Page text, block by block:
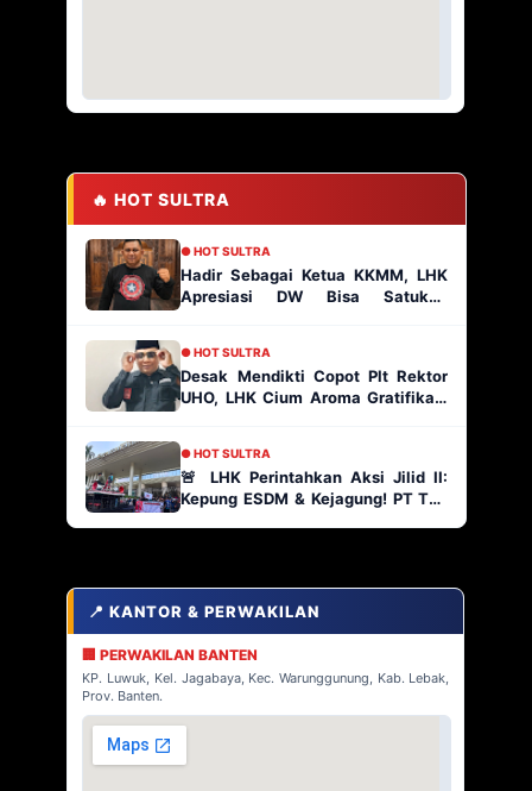
🔥 HOT SULTRA
● HOT SULTRA
Hadir Sebagai Ketua KKMM, LHK
Apresiasi DW Bisa Satukan
● HOT SULTRA
Desak Mendikti Copot Plt Rektor
UHO, LHK Cium Aroma Gratifikasi
● HOT SULTRA
🚨 LHK Perintahkan Aksi Jilid II:
Kepung ESDM & Kejagung! PT TJA
📍 KANTOR & PERWAKILAN
🏢 PERWAKILAN BANTEN
KP. Luwuk, Kel. Jagabaya, Kec. Warunggunung, Kab. Lebak,
Prov. Banten.